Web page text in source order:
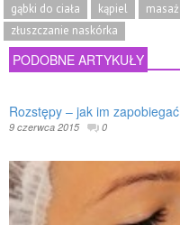
gąbki do ciała kąpiel masaż
złuszczanie naskórka
PODOBNE ARTYKUŁY
Rozstępy – jak im zapobiegać
9 czerwca 2015 0